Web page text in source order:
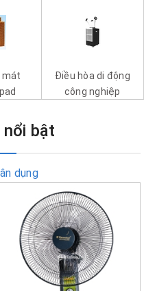
mát
Điều hòa di động
công nghiệp
nổi bật
dụng